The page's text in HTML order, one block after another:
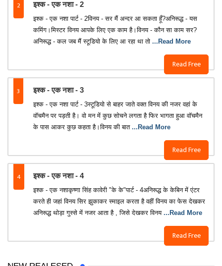
2 इश्क - एक नशा - 2
Read Free
इश्क - एक नशा पार्ट - 2विनय - सर मैं अन्दर आ सकता हूँ?अनिरूद्ध - यस
कमिंग।मिस्टर विनय आपके लिए एक काम है।विनय - कौन सा काम सर?
अनिरूद्ध - कल जब मैं स्टूडियो के लिए आ रहा था तो ...Read More
3 इश्क - एक नशा - 3
Read Free
इश्क - एक नशा पार्ट - 3स्टूडियो से बाहर जाते वक्त विनय की नजर वहां के
वॉचमैन पर पड़ती है। वो मन में कुछ सोचने लगता है फिर भागता हुआ वॉचमैन
के पास आकर कुछ कहता है।विनय की बात ...Read More
4 इश्क - एक नशा - 4
Read Free
इश्क - एक नशाकृष्णा सिंह कावेरी "के के"पार्ट - 4अनिरूद्ध के केबिन में एंटर
करते ही जहां विनय सिर झुकाकर स्माइल करता है वहीं विनय का फेस देखकर
अनिरूद्ध थोड़ा गुस्से में नजर आता है , जिसे देखकर विनय ...Read More